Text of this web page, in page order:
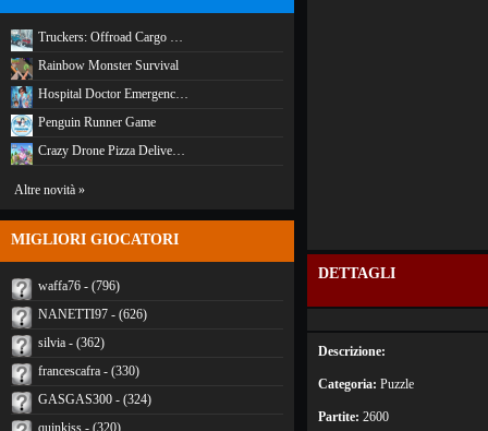
Truckers: Offroad Cargo …
Rainbow Monster Survival
Hospital Doctor Emergenc…
Penguin Runner Game
Crazy Drone Pizza Delive…
Altre novità »
MIGLIORI GIOCATORI
waffa76 - (796)
NANETTI97 - (626)
silvia - (362)
francescafra - (330)
GASGAS300 - (324)
quinkiss - (320)
DETTAGLI
Descrizione:
Categoria: Puzzle
Partite: 2600